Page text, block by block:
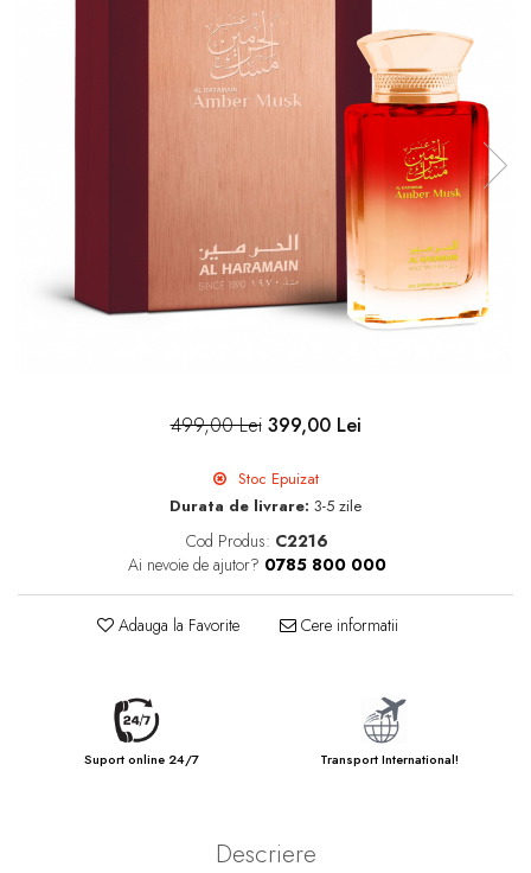
499,00 Lei 399,00 Lei
Stoc Epuizat
Durata de livrare: 3-5 zile
Cod Produs: C2216
Ai nevoie de ajutor? 0785 800 000
Adauga la Favorite Cere informatii
Suport online 24/7 Transport International!
Descriere